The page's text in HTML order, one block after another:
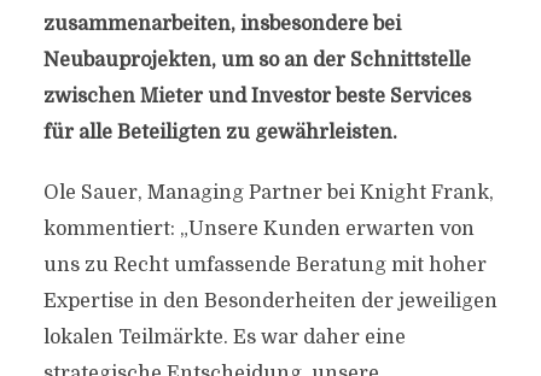
zusammenarbeiten, insbesondere bei
Neubauprojekten, um so an der Schnittstelle
zwischen Mieter und Investor beste Services
für alle Beteiligten zu gewährleisten.
Ole Sauer, Managing Partner bei Knight Frank,
kommentiert: „Unsere Kunden erwarten von
uns zu Recht umfassende Beratung mit hoher
Expertise in den Besonderheiten der jeweiligen
lokalen Teilmärkte. Es war daher eine